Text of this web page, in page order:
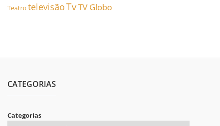
Teatro televisãoTvTV Globo
CATEGORIAS
Categorias